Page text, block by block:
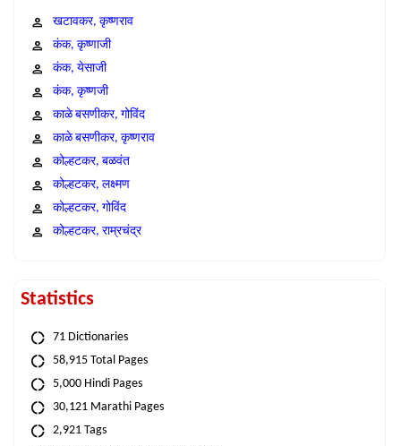
खटावकर, कृष्णराव
कंक, कृष्णाजी
कंक, येसाजी
कंक, कृष्णजी
काळे बसणीकर, गोविंद
काळे बसणीकर, कृष्णराव
कोल्हटकर, बळवंत
कोल्हटकर, लक्ष्मण
कोल्हटकर, गोविंद
कोल्हटकर, राम्रचंद्र
Statistics
71 Dictionaries
58,915 Total Pages
5,000 Hindi Pages
30,121 Marathi Pages
2,921 Tags